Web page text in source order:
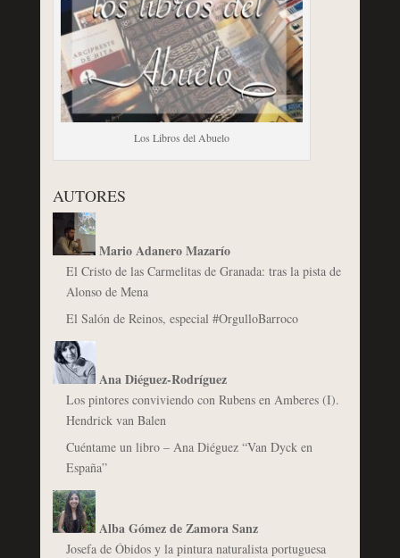
Los Libros del Abuelo
AUTORES
Mario Adanero Mazarío
El Cristo de las Carmelitas de Granada: tras la pista de
Alonso de Mena
El Salón de Reinos, especial #OrgulloBarroco
Ana Diéguez-Rodríguez
Los pintores conviviendo con Rubens en Amberes (I).
Hendrick van Balen
Cuéntame un libro – Ana Diéguez “Van Dyck en
España”
Alba Gómez de Zamora Sanz
Josefa de Óbidos y la pintura naturalista portuguesa